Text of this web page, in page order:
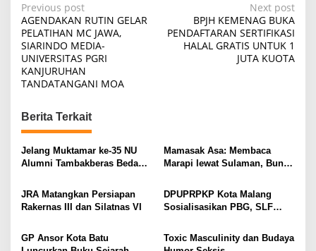
P
o
s
t
n
a
v
i
g
a
t
i
Previous post
AGENDAKAN RUTIN GELAR
PELATIHAN MC JAWA,
SIARINDO MEDIA-
UNIVERSITAS PGRI
KANJURUHAN
TANDATANGANI MOA
Next post
BPJH KEMENAG BUKA
PENDAFTARAN SERTIFIKASI
HALAL GRATIS UNTUK 1
JUTA KUOTA
Berita Terkait
Jelang Muktamar ke-35 NU
Alumni Tambakberas Bedah
Mamasak Asa: Membaca
Marapi lewat Sulaman, Bunyi,
Minangkabau
JRA Matangkan Persiapan
Rakernas III dan Silatnas VI
DPUPRPKP Kota Malang
Sosialisasikan PBG, SLF
SPPG
GP Ansor Kota Batu
Toxic Masculinity dan Budaya